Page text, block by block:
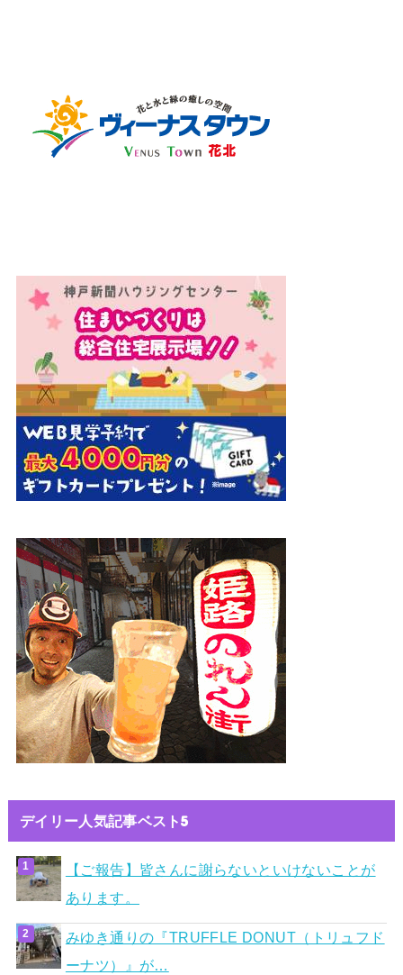
デイリー人気記事ベスト5
【ご報告】皆さんに謝らないといけないことが
あります。
みゆき通りの『TRUFFLE DONUT（トリュフド
ーナツ）』が…